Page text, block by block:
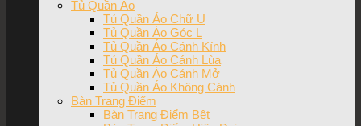
Tủ Quần Áo
Tủ Quần Áo Chữ U
Tủ Quần Áo Góc L
Tủ Quần Áo Cánh Kính
Tủ Quần Áo Cánh Lùa
Tủ Quần Áo Cánh Mở
Tủ Quần Áo Không Cánh
Bàn Trang Điểm
Bàn Trang Điểm Bệt